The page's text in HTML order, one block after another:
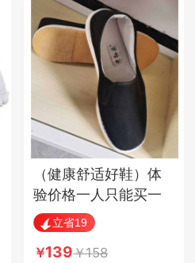
（健康舒适好鞋）体
验价格一人只能买一
双·黑色男款
立省19
139 158